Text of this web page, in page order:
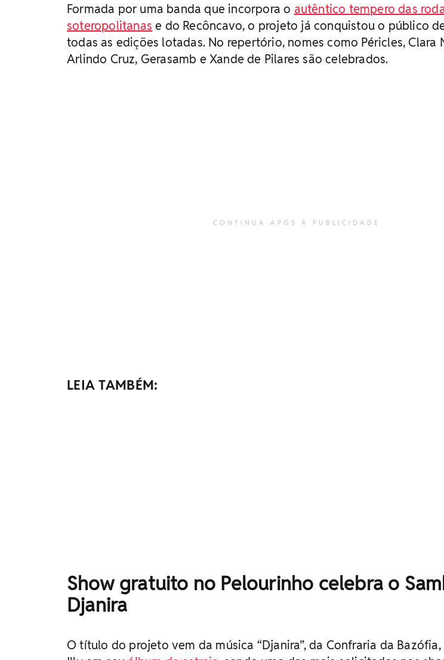
Formada por uma banda que incorpora o autêntico tempero das
soteropolitanas e do Recôncavo, o projeto já conquistou o público
todas as edições lotadas. No repertório, nomes como Péricles, Clara
Arlindo Cruz, Gerasamb e Xande de Pilares são celebrados.
CONTINUA APÓS A PUBLICIDADE
LEIA TAMBÉM:
Show gratuito no Pelourinho celebra o
Djanira
O título do projeto vem da música “Djanira”, da Confraria da